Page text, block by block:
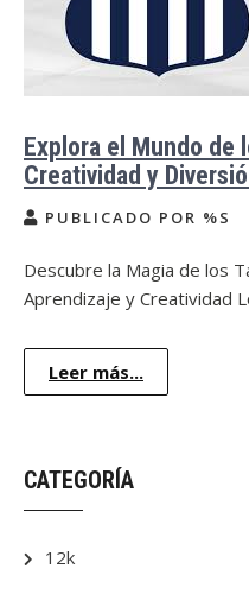
Explora el Mundo de
Creatividad y
PUBLICADO POR %S
Descubre la Magia de los
Aprendizaje y Creatividad
Leer más...
CATEGORÍA
12k